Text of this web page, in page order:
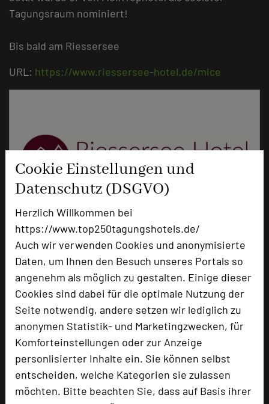
Cookie Einstellungen und
Datenschutz (DSGVO)
Herzlich Willkommen bei
https://www.top250tagungshotels.de/
Auch wir verwenden Cookies und anonymisierte
Daten, um Ihnen den Besuch unseres Portals so
angenehm als möglich zu gestalten. Einige dieser
Cookies sind dabei für die optimale Nutzung der
Seite notwendig, andere setzen wir lediglich zu
anonymen Statistik- und Marketingzwecken, für
Komforteinstellungen oder zur Anzeige
personlisierter Inhalte ein. Sie können selbst
entscheiden, welche Kategorien sie zulassen
möchten. Bitte beachten Sie, dass auf Basis ihrer
Tagungsraum nominiert!
Bis bald am Riessersee
URL: https://www.riessersee-hotel.de/mice
Riessersee Hotel
Riess 5
82467 Garmisch-Partenkirchen
phone +49 8821 758-0
mail Email
language Homepage
zur Tagungsanfrage hinzufügen